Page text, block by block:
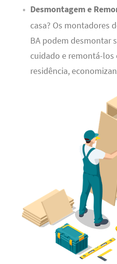
Desmontagem e
casa? Os montadores
BA podem desmontar
cuidado e remontá-los
residência,